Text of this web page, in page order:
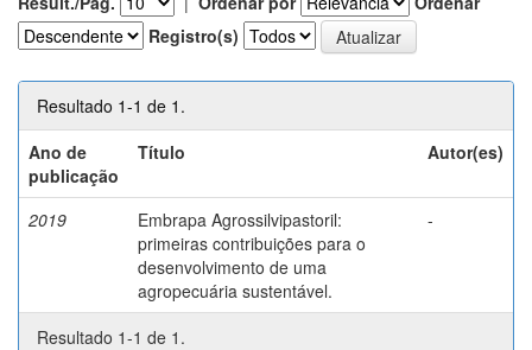
Registro(s)
Resultado 1-1 de 1.
Ano de
publicação
Título Autor(es)
2019
Embrapa Agrossilvipastoril:
primeiras contribuições para o
desenvolvimento de uma
agropecuária sustentável.
-
Resultado 1-1 de 1.